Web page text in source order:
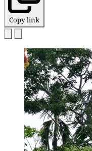
Copy link